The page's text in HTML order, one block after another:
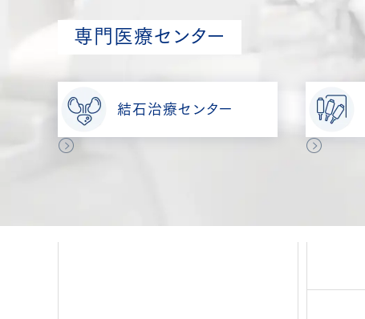
専門医療センター
結石治療センター